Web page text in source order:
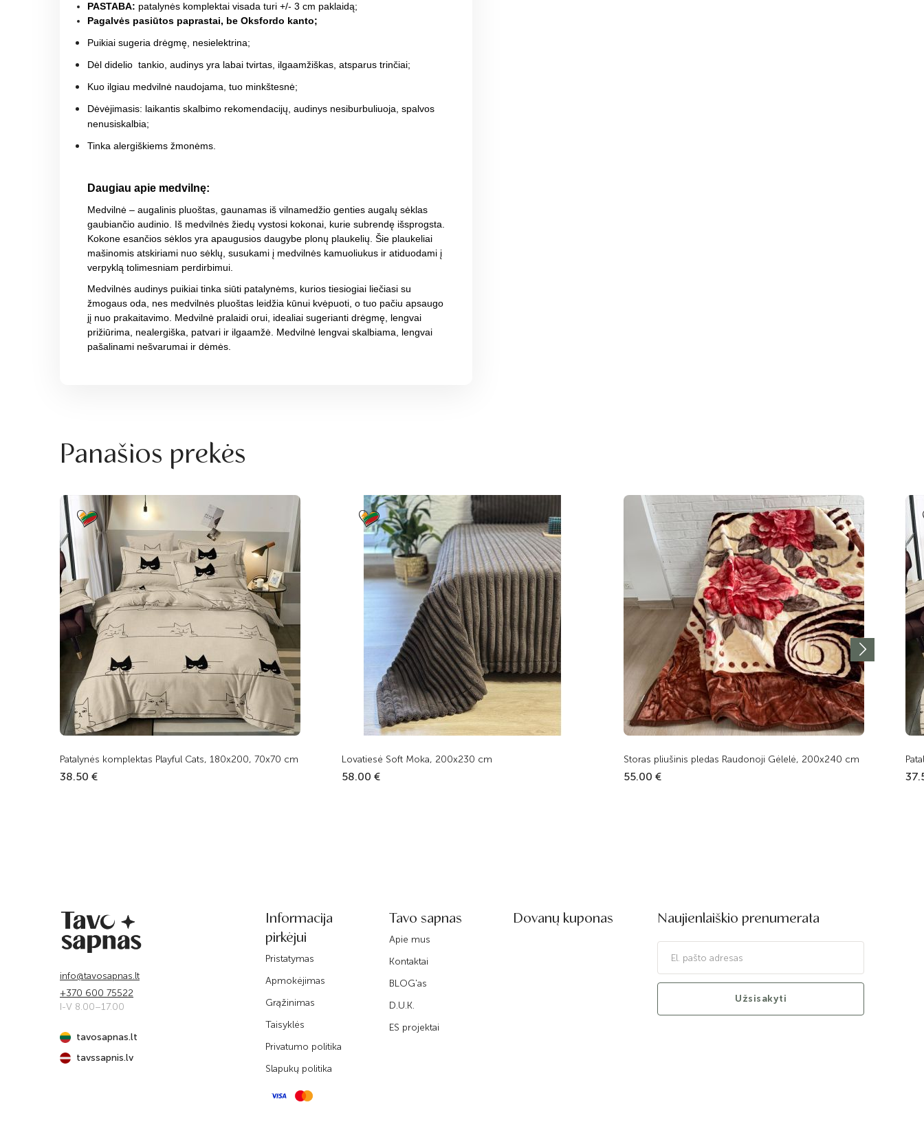
PASTABA: patalynės komplektai visada turi +/- 3 cm paklaidą;
Pagalvės pasiūtos paprastai, be Oksfordo kanto;
Puikiai sugeria drėgmę, nesielektrina;
Dėl didelio tankio, audinys yra labai tvirtas, ilgaamžiškas, atsparus trinčiai;
Kuo ilgiau medvilnė naudojama, tuo minkštesnė;
Dėvėjimasis: laikantis skalbimo rekomendacijų, audinys nesiburbuliuoja, spalvos
nenusiskalbia;
Tinka alergiškiems žmonėms
Daugiau apie medvilnę:
Medvilnė – augalinis pluoštas, gaunamas iš vilnamedžio genties augalų sėklas
gaubiančio audinio. Iš medvilnės žiedų vystosi kokonai, kurie subrendę išsprogsta.
Kokone esančios sėklos yra apaugusios daugybe plonų plaukelių. Šie plaukeliai
mašinomis atskiriami nuo sėklų, susukami į medvilnės kamuoliukus ir atiduodami į
verpyklą tolimesniam perdirbimui.
Medvilnės audinys puikiai tinka siūti patalynėms, kurios tiesiogiai liečiasi su
žmogaus oda, nes medvilnės pluoštas leidžia kūnui kvėpuoti, o tuo pačiu apsaugo
jį nuo prakaitavimo. Medvilnė pralaidi orui, idealiai sugerianti drėgmę, lengvai
prižiūrima, nealergiška, patvari ir ilgaamžė. Medvilnė lengvai skalbiama, lengvai
pašalinami nešvarumai ir dėmės.
Panašios prekės
Patalynės komplektas Playful Cats, 180x200, 70x70 cm
38.50 €
Lovatiesė Soft Moka, 200x230 cm
58.00 €
Storas pliušinis pledas Raudonoji Gėlelė, 200x240 cm
55.00 €
Naujienlaiškio prenumerata
Užsisakyti
Informacija
pirkėjui
Pristatymas
Apmokėjimas
Grąžinimas
Taisyklės
Privatumo politika
Slapukų politika
Tavo sapnas
Apie mus
Kontaktai
BLOG'as
D.U.K.
ES projektai
Dovanų kuponas
info@tavosapnas.lt
+370 600 75522
I-V 8.00–17.00
tavosapnas.lt
tavssapnis.lv